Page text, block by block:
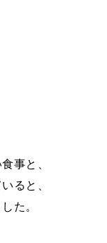
事と、
ると、
た。